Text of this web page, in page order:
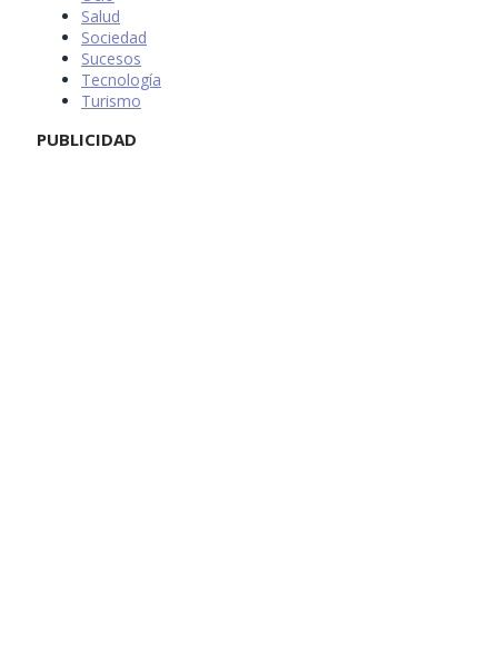
Salud
Sociedad
Sucesos
Tecnología
Turismo
PUBLICIDAD